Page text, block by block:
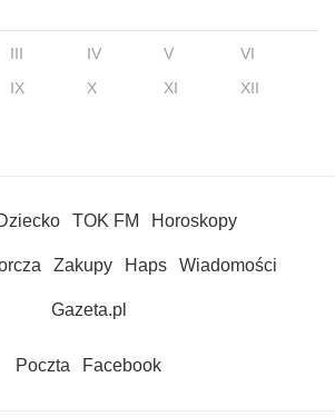
III IV V
VI
IX X XI XII
TOK FM Horoskopy
Zakupy Haps Wiadomości
Gazeta.pl
Poczta Facebook